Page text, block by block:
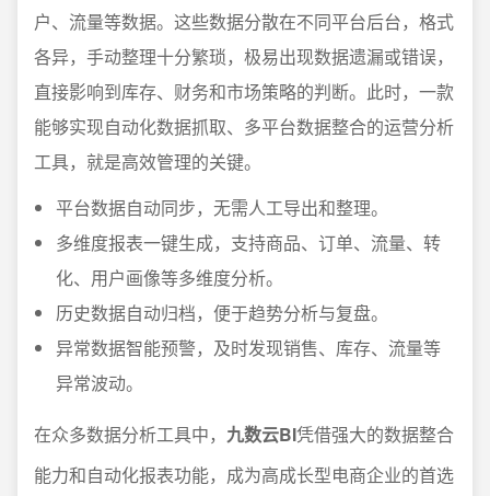
户、流量等数据。这些数据分散在不同平台后台，格式
各异，手动整理十分繁琐，极易出现数据遗漏或错误，
直接影响到库存、财务和市场策略的判断。此时，一款
能够实现自动化数据抓取、多平台数据整合的运营分析
工具，就是高效管理的关键。
平台数据自动同步，无需人工导出和整理。
多维度报表一键生成，支持商品、订单、流量、转
化、用户画像等多维度分析。
历史数据自动归档，便于趋势分析与复盘。
异常数据智能预警，及时发现销售、库存、流量等
异常波动。
在众多数据分析工具中， 九数云BI凭借强大的数据整合
能力和自动化报表功能，成为高成长型电商企业的首选